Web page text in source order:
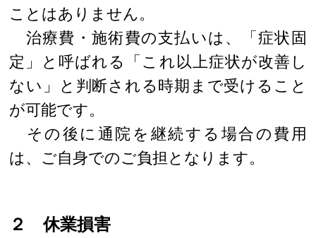
ことはありません。
治療費・施術費の支払いは、「症状固
定」と呼ばれる「これ以上症状が改善し
ない」と判断される時期まで受けること
が可能です。
その後に通院を継続する場合の費用
は、ご自身でのご負担となります。
２ 休業損害